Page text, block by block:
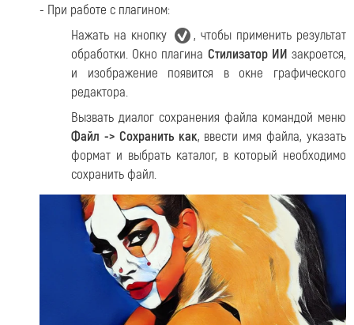
- При работе с плагином:
Нажать на кнопку
, чтобы применить результат
обработки. Окно плагина Стилизатор ИИ закроется,
и изображение появится в окне графического
редактора.
Вызвать диалог сохранения файла командой меню
Файл -> Сохранить как, ввести имя файла, указать
формат и выбрать каталог, в который необходимо
сохранить файл.